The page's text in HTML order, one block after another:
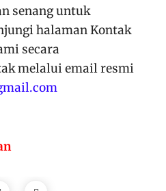
senang untuk
halaman Kontak
secara
melalui email resmi